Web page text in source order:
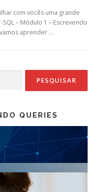
com vocês uma grande
– Módulo 1 – Escrevendo
aprender …
QUERIES